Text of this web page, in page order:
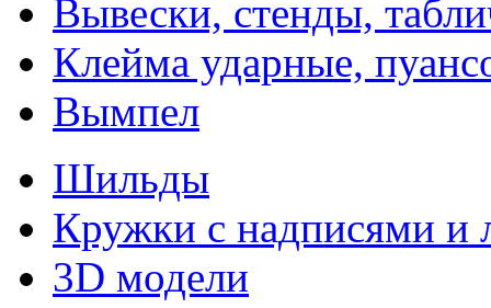
Вывески, стенды,
Клейма ударные,
Вымпел
Шильды
Кружки с надписями и
3D модели